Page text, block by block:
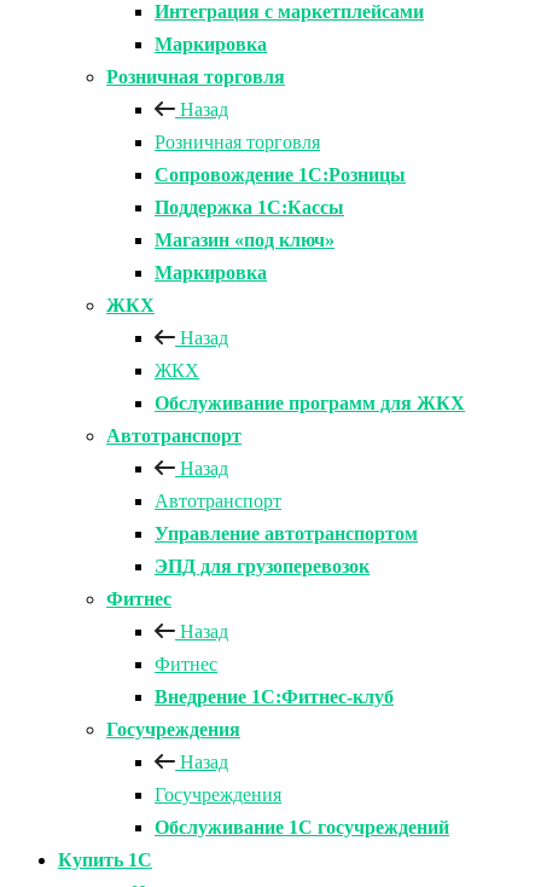
Интеграция с маркетплейсами
Маркировка
Розничная торговля
Назад
Розничная торговля
Сопровождение 1С:Розницы
Поддержка 1С:Кассы
Магазин «под ключ»
Маркировка
ЖКХ
Назад
ЖКХ
Обслуживание программ для ЖКХ
Автотранспорт
Назад
Автотранспорт
Управление автотранспортом
ЭПД для грузоперевозок
Фитнес
Назад
Фитнес
Внедрение 1С:Фитнес-клуб
Госучреждения
Назад
Госучреждения
Обслуживание 1С госучреждений
Купить 1С